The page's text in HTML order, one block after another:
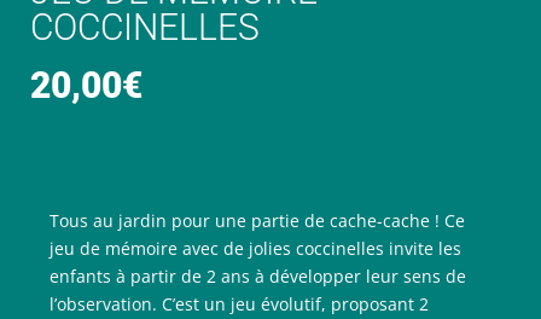
COCCINELLES
20,00€
Tous au jardin pour une partie de cache-cache ! Ce
jeu de mémoire avec de jolies coccinelles invite les
enfants à partir de 2 ans à développer leur sens de
l’observation. C’est un jeu évolutif, proposant 2